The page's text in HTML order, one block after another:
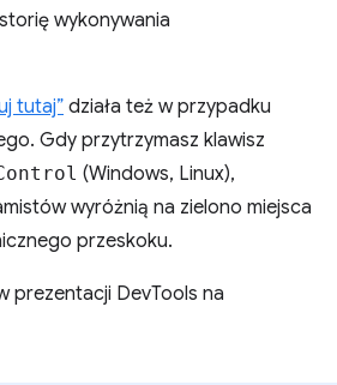
wykonywania
tutaj” działa też w przypadku
Gdy przytrzymasz klawisz
(Windows, Linux),
wyróżnią na zielono miejsca
przeskoku.
prezentacji DevTools na